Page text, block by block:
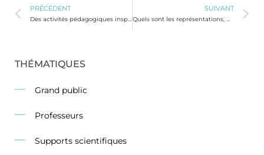
PRÉCÉDENT
Des activités pédagogiques inspirées du programme « Care in the Sun »
SUIVANT
Quels sont les représentations, motivations et freins face à la prévention solaire chez les enfants à La Réunion ?
THÉMATIQUES
Grand public
Professeurs
Supports scientifiques